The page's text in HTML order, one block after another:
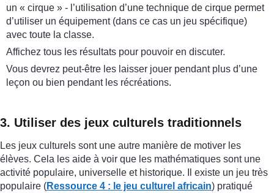
un « cirque » - l’utilisation d’une technique de cirque permet
d’utiliser un équipement (dans ce cas un jeu spécifique)
avec toute la classe.
Affichez tous les résultats pour pouvoir en discuter.
Vous devrez peut-être les laisser jouer pendant plus d’une
leçon ou bien pendant les récréations.
3. Utiliser des jeux culturels traditionnels
Les jeux culturels sont une autre manière de motiver les
élèves. Cela les aide à voir que les mathématiques sont une
activité populaire, universelle et historique. Il existe un jeu très
populaire (Ressource 4 : le jeu culturel africain) pratiqué